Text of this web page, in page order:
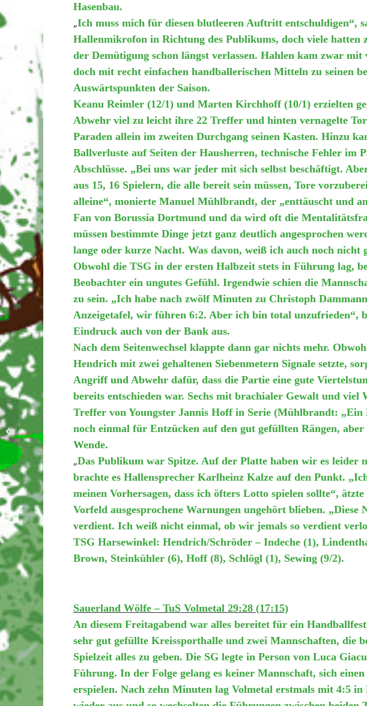
Hasenbau.
„Ich muss mich für diesen blutleeren Auftritt entschuldigen“,
Hallenmikrofon in Richtung des Publikums, doch viele hatten
der Demütigung schon längst verlassen. Hahlen kam zwar
doch mit recht einfachen handballerischen Mitteln zu seinen
Auswärtspunkten der Saison.
Keanu Reimler (12/1) und Marten Kirchhoff (10/1) erzielten
Abwehr viel zu leicht ihre 22 Treffer und hinten vernagelte
Paraden allein im zweiten Durchgang seinen Kasten. Hinzu
Ballverluste auf Seiten der Hausherren, technische Fehler im
Abschlüsse. „Bei uns war jeder mit sich selbst beschäftigt.
aus 15, 16 Spielern, die alle bereit sein müssen, Tore
alleine“, monierte Manuel Mühlbrandt, der „enttäuscht und
Fan von Borussia Dortmund und da wird oft die
müssen bestimmte Dinge jetzt ganz deutlich angesprochen
lange oder kurze Nacht. Was davon, weiß ich auch noch nicht
Obwohl die TSG in der ersten Halbzeit stets in Führung lag,
Beobachter ein ungutes Gefühl. Irgendwie schien die
zu sein. „Ich habe nach zwölf Minuten zu Christoph
Anzeigetafel, wir führen 6:2. Aber ich bin total unzufrieden“,
Eindruck auch von der Bank aus.
Nach dem Seitenwechsel klappte dann gar nichts mehr.
Hendrich mit zwei gehaltenen Siebenmetern Signale setzte,
Angriff und Abwehr dafür, dass die Partie eine gute
bereits entschieden war. Sechs mit brachialer Gewalt und viel
Treffer von Youngster Jannis Hoff in Serie (Mühlbrandt:
noch einmal für Entzücken auf den gut gefüllten Rängen,
Wende.
„Das Publikum war Spitze. Auf der Platte haben wir es leider
brachte es Hallensprecher Karlheinz Kalze auf den Punkt.
meinen Vorhersagen, dass ich öfters Lotto spielen sollte“,
Vorfeld ausgesprochene Warnungen ungehört blieben. „Diese
verdient. Ich weiß nicht einmal, ob wir jemals so verdient
TSG Harsewinkel: Hendrich/Schröder – Indeche (1),
Brown, Steinkühler (6), Hoff (8), Schlögl (1), Sewing (9/2).
Sauerland Wölfe – TuS Volmetal 29:28 (17:15)
An diesem Freitagabend war alles bereitet für ein
sehr gut gefüllte Kreissporthalle und zwei Mannschaften, die
Spielzeit alles zu geben. Die SG legte in Person von Luca
Führung. In der Folge gelang es keiner Mannschaft, sich
erspielen. Nach zehn Minuten lag Volmetal erstmals mit 4:5
VfL am Wochenende